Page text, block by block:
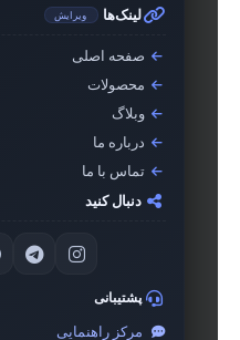
لینک‌ها ویرایش
صفحه اصلی
محصولات
وبلاگ
درباره ما
تماس با ما
دنبال کنید
پشتیبانی
مرکز راهنمایی